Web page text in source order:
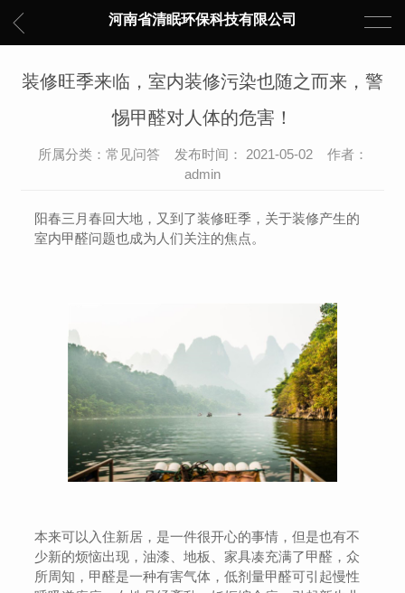
河南省清眠环保科技有限公司
装修旺季来临，室内装修污染也随之而来，警
惕甲醛对人体的危害！
所属分类：常见问答 发布时间： 2021-05-02 作者：
admin
阳春三月春回大地，又到了装修旺季，关于装修产生的
室内甲醛问题也成为人们关注的焦点。
本来可以入住新居，是一件很开心的事情，但是也有不
少新的烦恼出现，油漆、地板、家具凑充满了甲醛，众
所周知，甲醛是一种有害气体，低剂量甲醛可引起慢性